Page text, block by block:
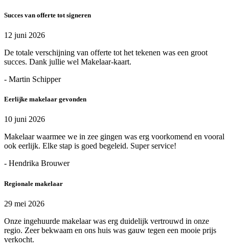
Succes van offerte tot signeren
12 juni 2026
De totale verschijning van offerte tot het tekenen was een groot
succes. Dank jullie wel Makelaar-kaart.
- Martin Schipper
Eerlijke makelaar gevonden
10 juni 2026
Makelaar waarmee we in zee gingen was erg voorkomend en vooral
ook eerlijk. Elke stap is goed begeleid. Super service!
- Hendrika Brouwer
Regionale makelaar
29 mei 2026
Onze ingehuurde makelaar was erg duidelijk vertrouwd in onze
regio. Zeer bekwaam en ons huis was gauw tegen een mooie prijs
verkocht.